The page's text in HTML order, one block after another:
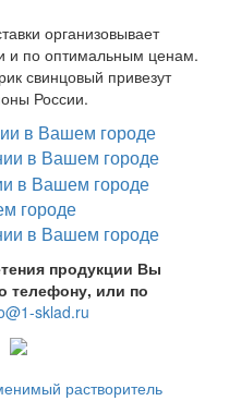
организовывает
и по оптимальным ценам.
свинцовый привезут
России.
продукции Вы
телефону, или по
sklad.ru
растворитель